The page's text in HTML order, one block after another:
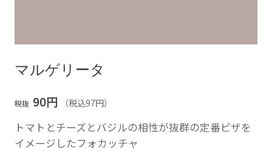
マルゲリータ
税抜 90円 （税込97円）
トマトとチーズとバジルの相性が抜群の定番ピザを
イメージしたフォカッチャ